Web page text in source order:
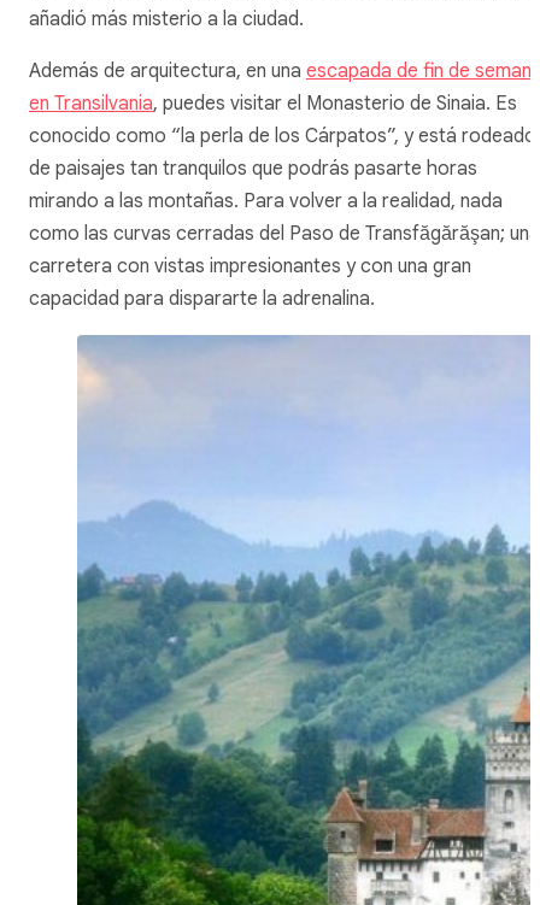
añadió más misterio a la ciudad.
Además de arquitectura, en una escapada de fin de
en Transilvania, puedes visitar el Monasterio de Sinaia. Es
conocido como “la perla de los Cárpatos”, y está rodeado
de paisajes tan tranquilos que podrás pasarte horas
mirando a las montañas. Para volver a la realidad, nada
como las curvas cerradas del Paso de Transfăgărăşan; una
carretera con vistas impresionantes y con una gran
capacidad para dispararte la adrenalina.